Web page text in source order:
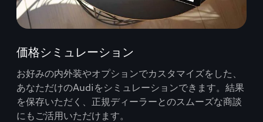
価格シミュレーション
お好みの内外装やオプションでカスタマイズをした、
あなただけのAudiをシミュレーションできます。結果
を保存いただく、正規ディーラーとのスムーズな商談
にもご活用いただけます。